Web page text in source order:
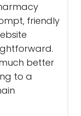
friendly
better
to a